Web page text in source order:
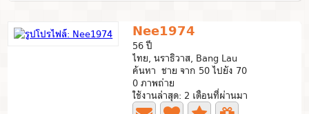
Nee1974
56 ปี
ไทย, นราธิวาส, Bang Lau
ค้นหา ชาย จาก 50 ไปยัง 70
0 ภาพถ่าย
ใช้งานล่าสุด: 2 เดือนที่ผ่านมา